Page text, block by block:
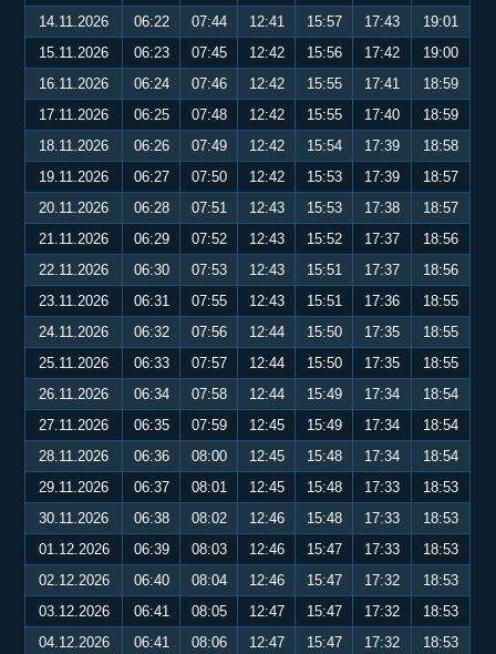
14.11.2026
06:22 07:44 12:41 15:57 17:43
19:01
15.11.2026
06:23 07:45 12:42 15:56 17:42
19:00
16.11.2026
06:24 07:46 12:42 15:55 17:41
18:59
17.11.2026
06:25 07:48 12:42 15:55 17:40
18:59
18.11.2026
06:26 07:49 12:42 15:54 17:39
18:58
19.11.2026
06:27 07:50 12:42 15:53 17:39
18:57
20.11.2026
06:28 07:51 12:43 15:53 17:38
18:57
21.11.2026
06:29 07:52 12:43 15:52 17:37
18:56
22.11.2026
06:30 07:53 12:43 15:51 17:37
18:56
23.11.2026
06:31 07:55 12:43 15:51 17:36
18:55
24.11.2026
06:32 07:56 12:44 15:50 17:35
18:55
25.11.2026
06:33 07:57 12:44 15:50 17:35
18:55
26.11.2026
06:34 07:58 12:44 15:49 17:34
18:54
27.11.2026
06:35 07:59 12:45 15:49 17:34
18:54
28.11.2026
06:36 08:00 12:45 15:48 17:34
18:54
29.11.2026
06:37 08:01 12:45 15:48 17:33
18:53
30.11.2026
06:38 08:02 12:46 15:48 17:33
18:53
01.12.2026
06:39 08:03 12:46 15:47 17:33
18:53
02.12.2026
06:40 08:04 12:46 15:47 17:32
18:53
03.12.2026
06:41 08:05 12:47 15:47 17:32
18:53
04.12.2026
06:41 08:06 12:47 15:47 17:32 18:53